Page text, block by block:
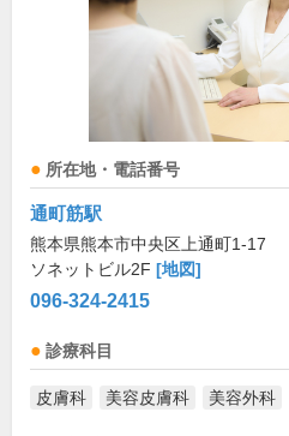
所在地・電話番号
通町筋駅
熊本県熊本市中央区上通町1-17
ソネットビル2F [地図]
096-324-2415
診療科目
皮膚科 美容皮膚科 美容外科